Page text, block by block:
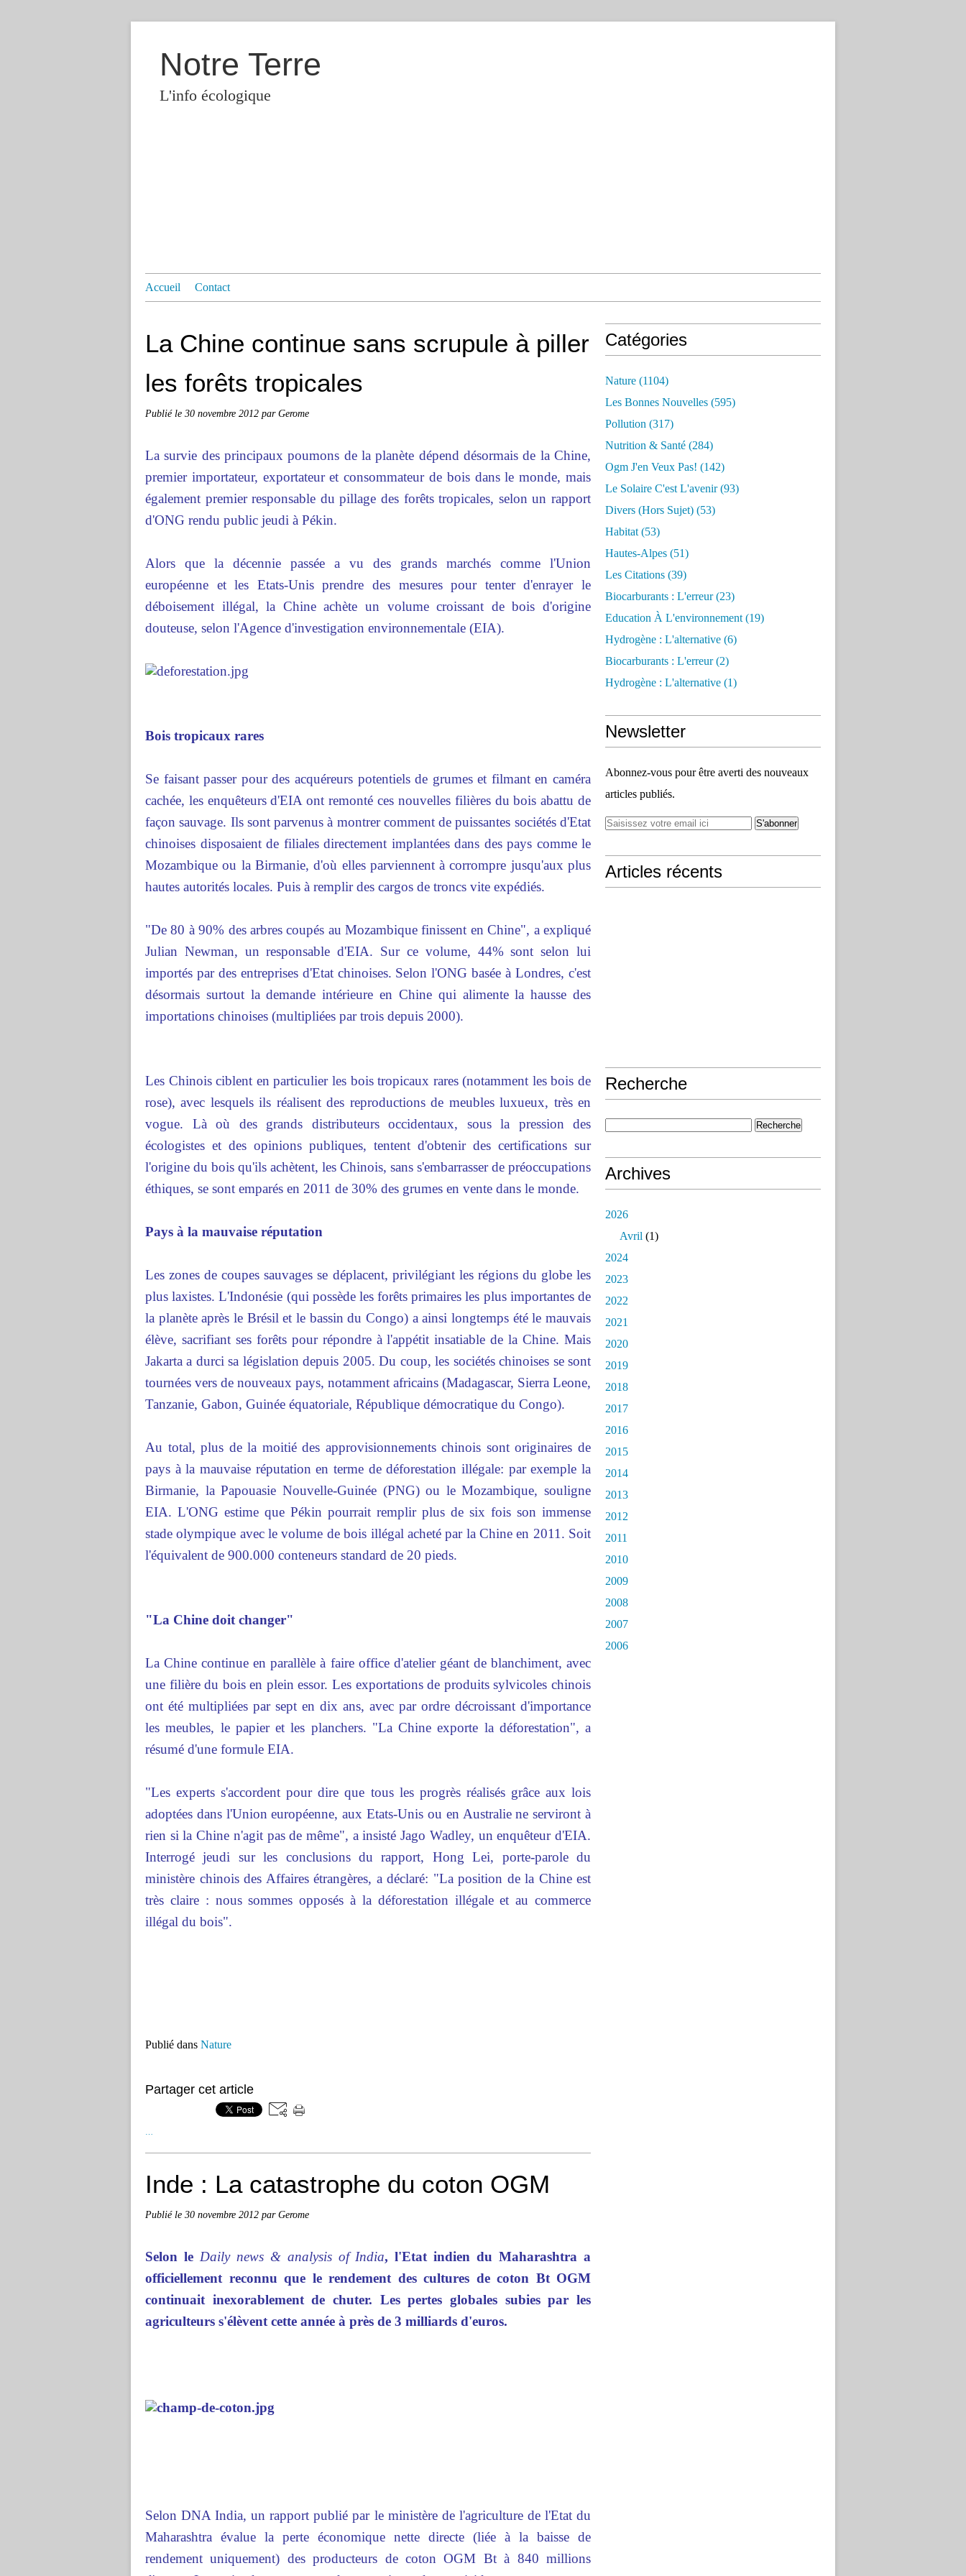
Notre Terre
L'info écologique
Accueil Contact
La Chine continue sans scrupule à piller
les forêts tropicales
Publié le 30 novembre 2012 par Gerome
La survie des principaux poumons de la planète dépend désormais de la Chine,
premier importateur, exportateur et consommateur de bois dans le monde, mais
également premier responsable du pillage des forêts tropicales, selon un rapport
d'ONG rendu public jeudi à Pékin.
Alors que la décennie passée a vu des grands marchés comme l'Union
européenne et les Etats-Unis prendre des mesures pour tenter d'enrayer le
déboisement illégal, la Chine achète un volume croissant de bois d'origine
douteuse, selon l'Agence d'investigation environnementale (EIA).
Bois tropicaux rares
Se faisant passer pour des acquéreurs potentiels de grumes et filmant en caméra
cachée, les enquêteurs d'EIA ont remonté ces nouvelles filières du bois abattu de
façon sauvage. Ils sont parvenus à montrer comment de puissantes sociétés d'Etat
chinoises disposaient de filiales directement implantées dans des pays comme le
Mozambique ou la Birmanie, d'où elles parviennent à corrompre jusqu'aux plus
hautes autorités locales. Puis à remplir des cargos de troncs vite expédiés.
"De 80 à 90% des arbres coupés au Mozambique finissent en Chine", a expliqué
Julian Newman, un responsable d'EIA. Sur ce volume, 44% sont selon lui
importés par des entreprises d'Etat chinoises. Selon l'ONG basée à Londres, c'est
désormais surtout la demande intérieure en Chine qui alimente la hausse des
importations chinoises (multipliées par trois depuis 2000).
Les Chinois ciblent en particulier les bois tropicaux rares (notamment les bois de
rose), avec lesquels ils réalisent des reproductions de meubles luxueux, très en
vogue. Là où des grands distributeurs occidentaux, sous la pression des
écologistes et des opinions publiques, tentent d'obtenir des certifications sur
l'origine du bois qu'ils achètent, les Chinois, sans s'embarrasser de préoccupations
éthiques, se sont emparés en 2011 de 30% des grumes en vente dans le monde.
Pays à la mauvaise réputation
Les zones de coupes sauvages se déplacent, privilégiant les régions du globe les
plus laxistes. L'Indonésie (qui possède les forêts primaires les plus importantes de
la planète après le Brésil et le bassin du Congo) a ainsi longtemps été le mauvais
élève, sacrifiant ses forêts pour répondre à l'appétit insatiable de la Chine. Mais
Jakarta a durci sa législation depuis 2005. Du coup, les sociétés chinoises se sont
tournées vers de nouveaux pays, notamment africains (Madagascar, Sierra Leone,
Tanzanie, Gabon, Guinée équatoriale, République démocratique du Congo).
Au total, plus de la moitié des approvisionnements chinois sont originaires de
pays à la mauvaise réputation en terme de déforestation illégale: par exemple la
Birmanie, la Papouasie Nouvelle-Guinée (PNG) ou le Mozambique, souligne
EIA. L'ONG estime que Pékin pourrait remplir plus de six fois son immense
stade olympique avec le volume de bois illégal acheté par la Chine en 2011. Soit
l'équivalent de 900.000 conteneurs standard de 20 pieds.
"La Chine doit changer"
La Chine continue en parallèle à faire office d'atelier géant de blanchiment, avec
une filière du bois en plein essor. Les exportations de produits sylvicoles chinois
ont été multipliées par sept en dix ans, avec par ordre décroissant d'importance
les meubles, le papier et les planchers. "La Chine exporte la déforestation", a
résumé d'une formule EIA.
"Les experts s'accordent pour dire que tous les progrès réalisés grâce aux lois
adoptées dans l'Union européenne, aux Etats-Unis ou en Australie ne serviront à
rien si la Chine n'agit pas de même", a insisté Jago Wadley, un enquêteur d'EIA.
Interrogé jeudi sur les conclusions du rapport, Hong Lei, porte-parole du
ministère chinois des Affaires étrangères, a déclaré: "La position de la Chine est
très claire : nous sommes opposés à la déforestation illégale et au commerce
illégal du bois".
Publié dans Nature
Partager cet article
Inde : La catastrophe du coton OGM
Publié le 30 novembre 2012 par Gerome
Selon le Daily news & analysis of India, l'Etat indien du Maharashtra a
officiellement reconnu que le rendement des cultures de coton Bt OGM
continuait inexorablement de chuter. Les pertes globales subies par les
agriculteurs s'élèvent cette année à près de 3 milliards d'euros.
Selon DNA India, un rapport publié par le ministère de l'agriculture de l'Etat du
Maharashtra évalue la perte économique nette directe (liée à la baisse de
rendement uniquement) des producteurs de coton OGM Bt à 840 millions
Catégories
Nature (1104)
Les Bonnes Nouvelles (595)
Pollution (317)
Nutrition & Santé (284)
Ogm J'en Veux Pas! (142)
Le Solaire C'est L'avenir(93)
Divers (hors Sujet) (53)
Habitat (53)
Hautes-Alpes (51)
Les Citations (39)
Biocarburants : L'erreur(23)
Education À L'environnement (19)
Hydrogène : L'alternative (6)
Biocarburants : L'erreur(2)
Hydrogène : L'alternative (1)
Newsletter
Abonnez-vous pour être averti des nouveaux
articles publiés.
Articles récents
Recherche
Archives
2026
Avril (1)
2024
2023
2022
2021
2020
2019
2018
2017
2016
2015
2014
2013
2012
2011
2010
2009
2008
2007
2006